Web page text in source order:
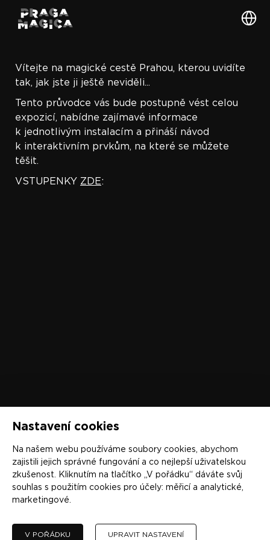
Nastavení cookies
Na našem webu používáme soubory cookies, abychom
zajistili jejich správné fungování a co nejlepší uživatelskou
zkušenost. Kliknutím na tlačítko „V pořádku“ dáváte svůj
souhlas s použitím cookies pro účely: měřicí a analytické,
marketingové
V POŘÁDKU UPRAVIT NASTAVENÍ
Vítejte na magické cestě Prahou, kterou uvidíte
tak, jak jste ji ještě neviděli...
Tento průvodce vás bude postupně vést celou
expozicí, nabídne zajímavé informace
k jednotlivým instalacím a přináší návod
k interaktivním prvkům, na které se můžete
těšit.
VSTUPENKY ZDE: